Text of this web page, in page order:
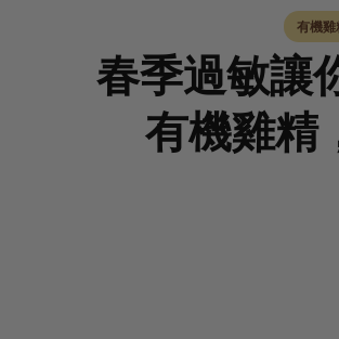
有機雞
春季過敏讓
有機雞精